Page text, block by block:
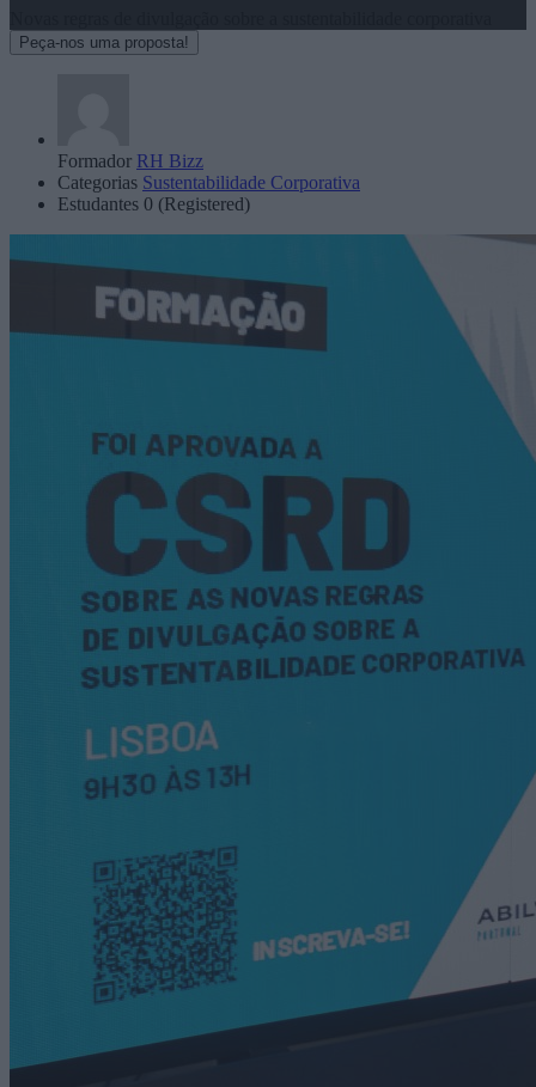
Peça-nos uma proposta!
Formador RH Bizz
Categorias Sustentabilidade Corporativa
Estudantes 0 (Registered)